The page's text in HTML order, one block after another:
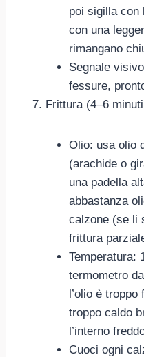
poi sigilla con
con una
rimangano
Segnale
fessure,
Frittura (4–6
Olio: usa olio
(arachide o
una padella
abbastanza
calzone (se li
frittura
Temperatura:
termometro
l’olio è
troppo caldo
l’interno
Cuoci ogni